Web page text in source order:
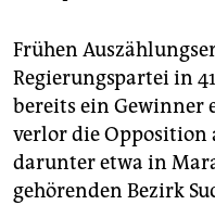
Frühen
Regierungspartei in
bereits ein Gewinner
verlor die Opposition
darunter etwa in
gehörenden Bezirk